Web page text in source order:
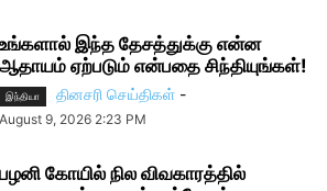
உங்களால் இந்த தேசத்துக்கு என்ன
ஆதாயம் ஏற்படும் என்பதை சிந்தியுங்கள்!
இந்தியா தினசரி செய்திகள் -
August 9, 2026 2:23 PM
பழனி கோயில் நில விவகாரத்தில்